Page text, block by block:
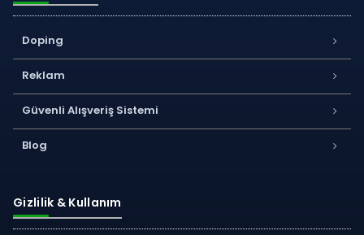
Doping
Reklam
Güvenli Alışveriş Sistemi
Blog
Gizlilik & Kullanım